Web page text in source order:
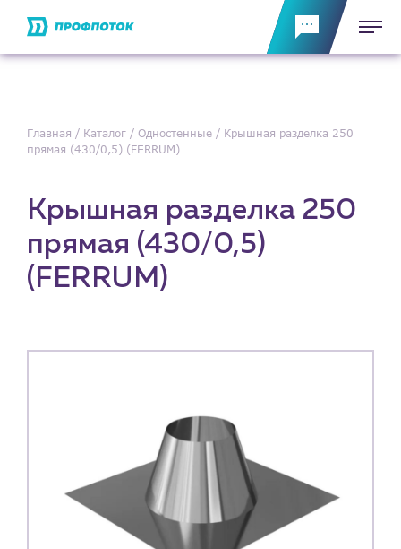
Главная Каталог Одностенные
Крышная разделка 250
прямая (430/0,5) (FERRUM)
Крышная разделка 250
прямая (430/0,5)
(FERRUM)